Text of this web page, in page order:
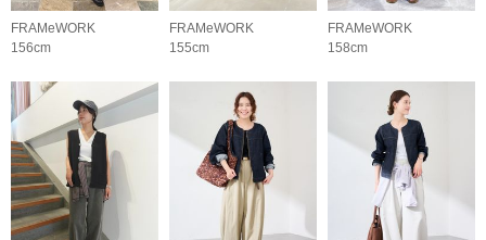
FRAMeWORK
156cm
FRAMeWORK
155cm
FRAMeWORK
158cm